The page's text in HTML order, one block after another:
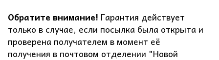
Обратите внимание! Гарантия действует
только в случае, если посылка была открыта и
проверена получателем в момент её
получения в почтовом отделении "Новой